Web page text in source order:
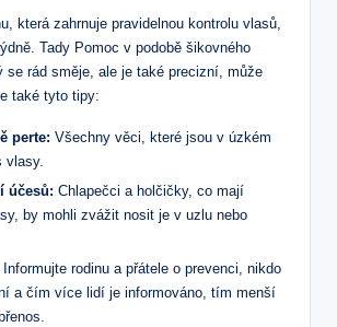
která zahrnuje pravidelnou kontrolu vlasů,
Tady Pomoc v podobě šikovného
se rád směje, ale je také precizní, může
také tyto tipy:
perte: Všechny věci, které jsou v úzkém
vlasy.
účesů: Chlapečci a holčičky, co mají
by mohli zvážit nosit je v uzlu nebo
Informujte rodinu a přátele o prevenci, nikdo
a čím více lidí je informováno, tím menší